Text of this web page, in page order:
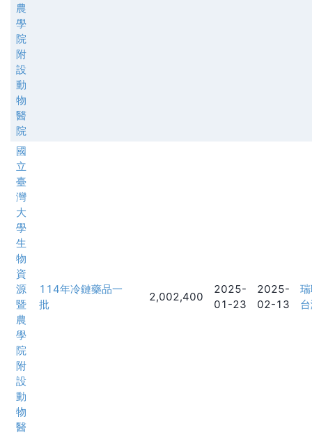
農
學
院
附
設
動
物
醫
院
國
立
臺
灣
大
學
生
物
資
源
暨
農
學
院
附
設
動
物
醫
114年冷鏈藥品一
批
2,002,400
2025-
01-23
2025-
02-13